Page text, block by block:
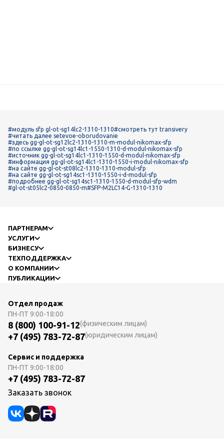
#модуль sfp gl-ot-sg14lc2-1310-1310#смотреть тут transivery
#читать далее setevoe-oborudovanie
#здесь gg-gl-ot-sg12lc2-1310-1310-m-modul-nikomax-sfp
#по ссылке gg-gl-ot-sg14lc1-1550-1310-d-modul-nikomax-sfp
#источник gg-gl-ot-sg14lc1-1310-1550-d-modul-nikomax-sfp
#информация gg-gl-ot-sg14lc1-1310-1550-i-modul-nikomax-sfp
#на сайте gg-gl-ot-st08lc2-1310-1310-modul-sfp
#на сайте gg-gl-ot-sg14sc1-1310-1550-i-d-modul-sfp
#подробнее gg-gl-ot-sg14sc1-1310-1550-d-modul-sfp-wdm
#gl-ot-st05lc2-0850-0850-m#SFP-M2LC14-G-1310-1310
ПАРТНЕРАМ
УСЛУГИ
БИЗНЕСУ
ТЕХПОДДЕРЖКА
О КОМПАНИИ
ПУБЛИКАЦИИ
Отдел продаж
ПН-ПТ 9:00-18:00
8 (800) 100-91-12(физическим лицам)
+7 (495) 783-72-87(юридическим лицам)
Сервис и поддержка
ПН-ПТ 9:00-18:00
+7 (495) 783-72-87
Заказать звонок